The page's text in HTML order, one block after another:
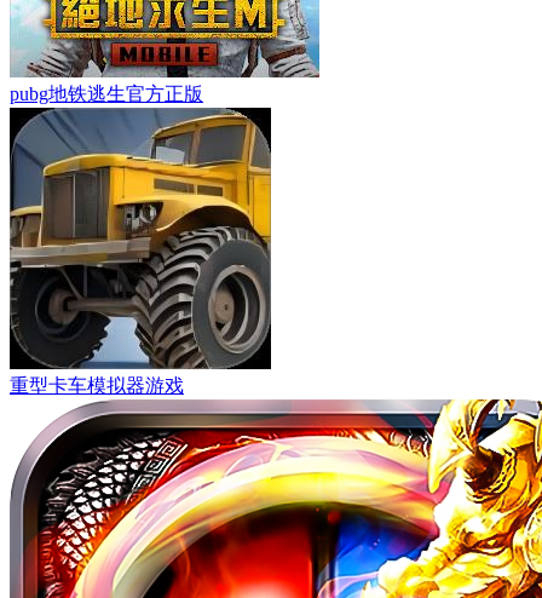
pubg地铁逃生官方正版
重型卡车模拟器游戏